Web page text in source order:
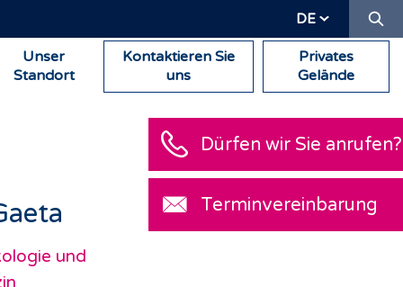
DE
Unser
Standort
Kontaktieren Sie
uns
Privates
Gelände
und
Dürfen wir Sie anrufen?
Terminvereinbarung